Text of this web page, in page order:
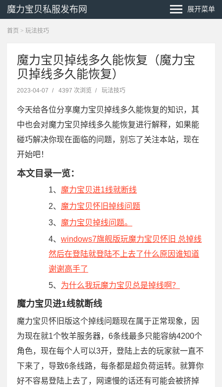
魔力宝贝私服发布网 展开菜单
首页 > 玩法技巧
魔力宝贝掉线多久能恢复（魔力宝
贝掉线多久能恢复）
2023-04-07 / 4397 次浏览 / 玩法技巧
今天给各位分享魔力宝贝掉线多久能恢复的知识，其
中也会对魔力宝贝掉线多久能恢复进行解释，如果能
碰巧解决你现在面临的问题，别忘了关注本站，现在
开始吧！
本文目录一览：
1、 魔力宝贝进1线就断线
2、 魔力宝贝怀旧掉线问题
3、 魔力宝贝掉线问题。
4、 windows7旗舰版玩魔力宝贝怀旧 总掉线
然后在登陆就登陆不上去了什么原因谁知道
谢谢高手了
5、 为什么我玩魔力宝贝总是掉线啊？
魔力宝贝进1线就断线
魔力宝贝怀旧版这个掉线问题现在属于正常现象，因
为现在就1个牧羊服务器，6条线最多只能容纳4200个
角色，现在每个人可以3开，登陆上去的玩家就一直不
下来了，导致6条线路，每条都是超负荷运转。就算你
好不容易登陆上去了，网速慢的话还有可能会被挤掉